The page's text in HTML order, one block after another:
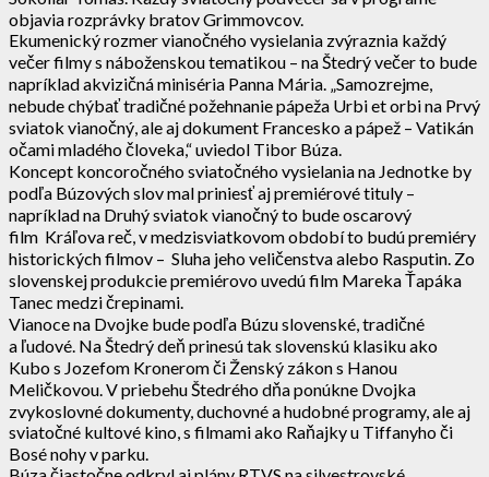
objavia rozprávky bratov Grimmovcov.
Ekumenický rozmer vianočného vysielania zvýraznia každý
večer filmy s náboženskou tematikou – na Štedrý večer to bude
napríklad akvizičná miniséria Panna Mária. „Samozrejme,
nebude chýbať tradičné požehnanie pápeža Urbi et orbi na Prvý
sviatok vianočný, ale aj dokument Francesko a pápež – Vatikán
očami mladého človeka,“ uviedol Tibor Búza.
Koncept koncoročného sviatočného vysielania na Jednotke by
podľa Búzových slov mal priniesť aj premiérové tituly –
napríklad na Druhý sviatok vianočný to bude oscarový
film Kráľova reč, v medzisviatkovom období to budú premiéry
historických filmov – Sluha jeho veličenstva alebo Rasputin. Zo
slovenskej produkcie premiérovo uvedú film Mareka Ťapáka
Tanec medzi črepinami.
Vianoce na Dvojke bude podľa Búzu slovenské, tradičné
a ľudové. Na Štedrý deň prinesú tak slovenskú klasiku ako
Kubo s Jozefom Kronerom či Ženský zákon s Hanou
Meličkovou. V priebehu Štedrého dňa ponúkne Dvojka
zvykoslovné dokumenty, duchovné a hudobné programy, ale aj
sviatočné kultové kino, s filmami ako Raňajky u Tiffanyho či
Bosé nohy v parku.